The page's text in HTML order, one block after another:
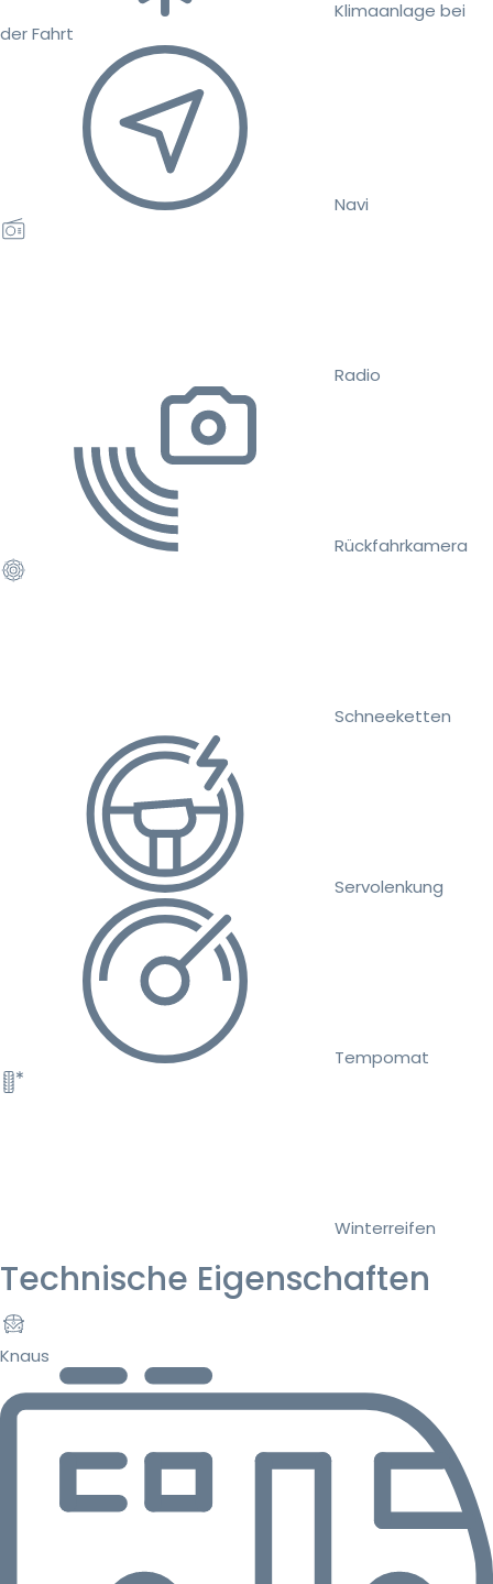
Klimaanlage bei
der Fahrt
Navi
Radio
Rückfahrkamera
Schneeketten
Servolenkung
Tempomat
Winterreifen
Technische Eigenschaften
Knaus